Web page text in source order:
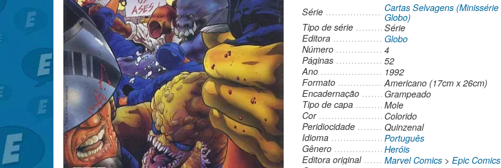
Série
Cartas Selvagens (Minissérie
Globo)
Tipo de série
Série
Editora
Globo
Número
4
Páginas
52
Ano
1992
Formato
Americano (17cm x 26cm)
Encadernação
Grampeado
Tipo de capa
Mole
Cor
Colorido
Peridiocidade
Quinzenal
Idioma
Português
Gênero
Heróis
Editora original
Marvel Comics > Epic Comics